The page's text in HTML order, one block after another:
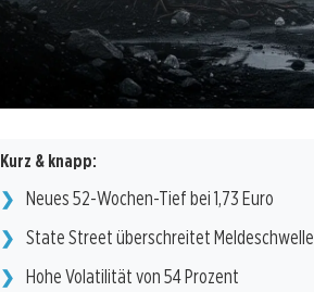
Kurz & knapp:
Neues 52-Wochen-Tief bei 1,73 Euro
State Street überschreitet Meldeschwelle
Hohe Volatilität von 54 Prozent